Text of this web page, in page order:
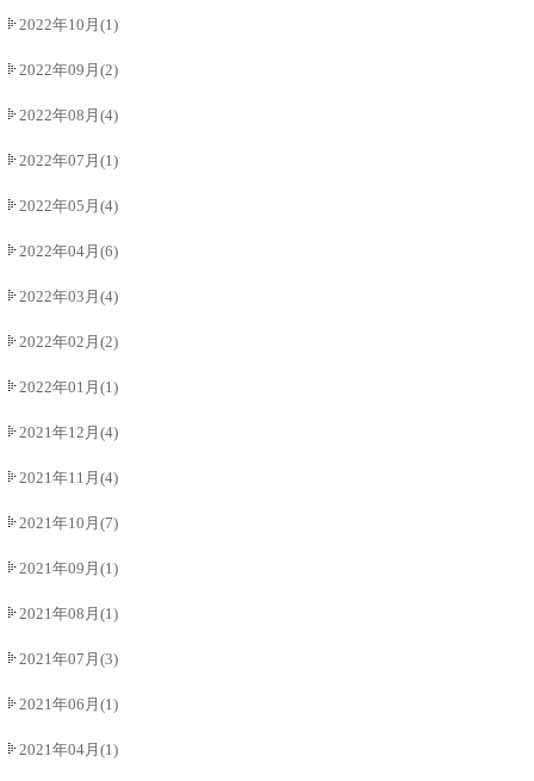
2022年10月(1)
2022年09月(2)
2022年08月(4)
2022年07月(1)
2022年05月(4)
2022年04月(6)
2022年03月(4)
2022年02月(2)
2022年01月(1)
2021年12月(4)
2021年11月(4)
2021年10月(7)
2021年09月(1)
2021年08月(1)
2021年07月(3)
2021年06月(1)
2021年04月(1)